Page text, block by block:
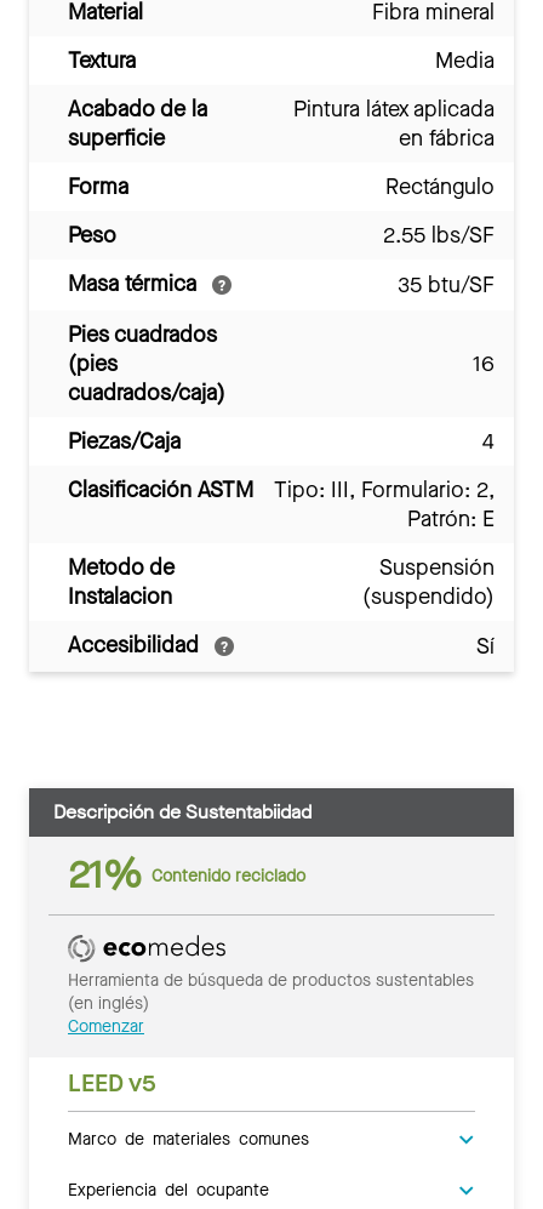
Material
Fibra mineral
Textura
Media
Acabado de la
superficie
Pintura látex aplicada
en fábrica
Forma
Rectángulo
Peso
2.55 lbs/SF
Masa térmica
35 btu/SF
Pies cuadrados
(pies
cuadrados/caja)
16
Piezas/Caja
4
Clasificación ASTM
Tipo: III, Formulario: 2,
Patrón: E
Metodo de
Instalacion
Suspensión
(suspendido)
Accesibilidad
Sí
Descripción de Sustentabiidad
21% Contenido reciclado
Herramienta de búsqueda de productos sustentables
(en inglés)
Comenzar
LEED v5
Marco de materiales comunes
Experiencia del ocupante